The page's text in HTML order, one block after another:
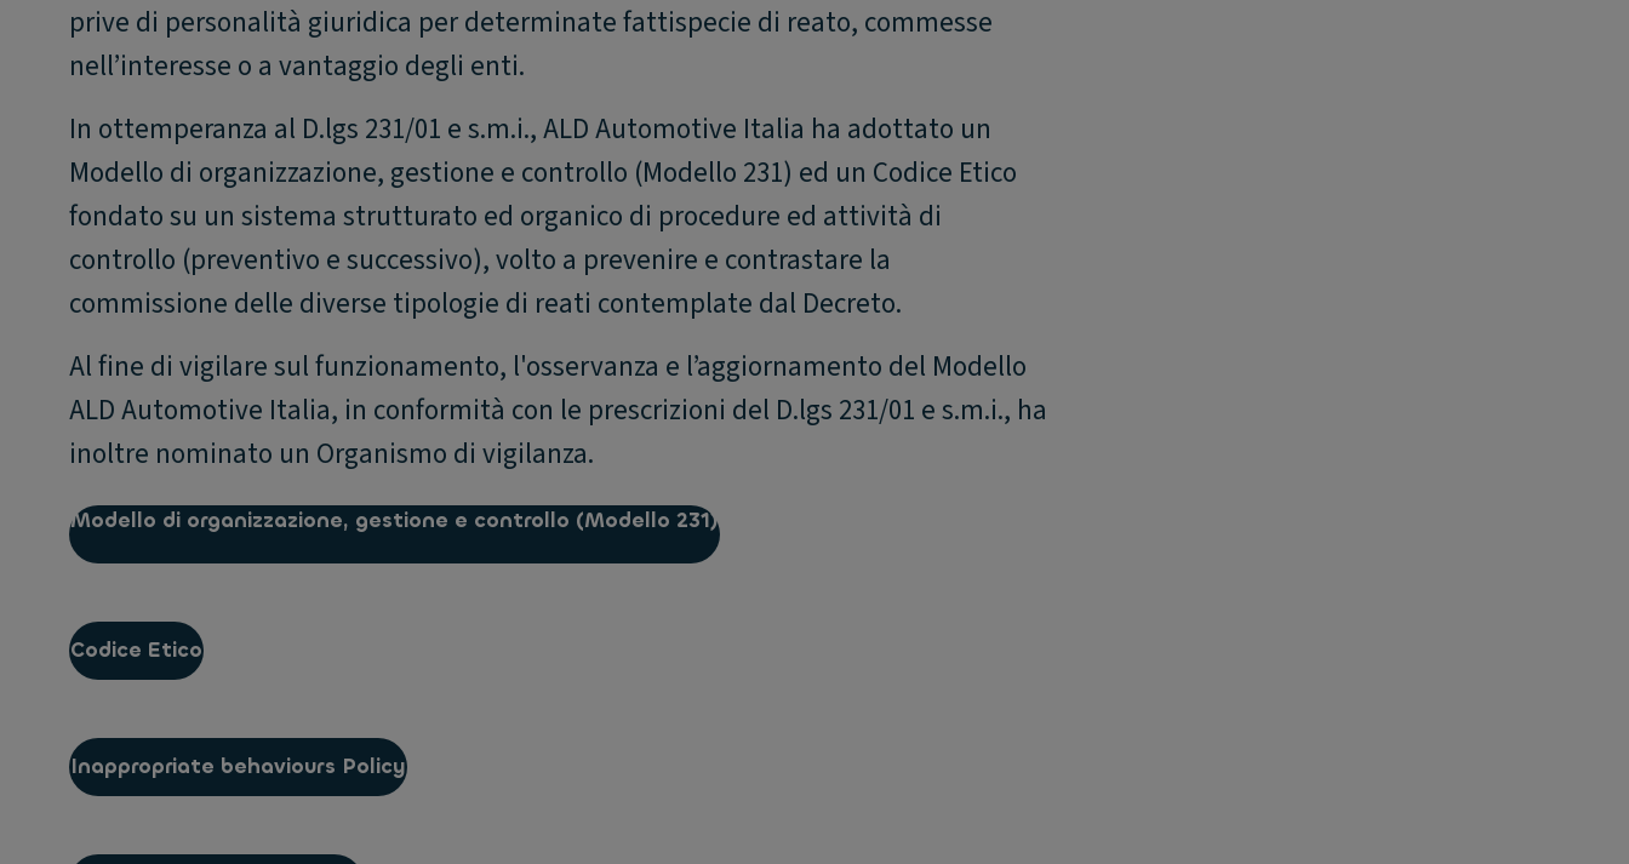
prive di personalità giuridica per determinate fattispecie di reato, commesse
nell’interesse o a vantaggio degli enti.
In ottemperanza al D.lgs 231/01 e s.m.i., ALD Automotive Italia ha adottato un
Modello di organizzazione, gestione e controllo (Modello 231) ed un Codice Etico
fondato su un sistema strutturato ed organico di procedure ed attività di
controllo (preventivo e successivo), volto a prevenire e contrastare la
commissione delle diverse tipologie di reati contemplate dal Decreto.
Al fine di vigilare sul funzionamento, l'osservanza e l’aggiornamento del Modello
ALD Automotive Italia, in conformità con le prescrizioni del D.lgs 231/01 e s.m.i., ha
inoltre nominato un Organismo di vigilanza.
Modello di organizzazione, gestione e controllo (Modello 231)
Codice Etico
Inappropriate behaviours Policy